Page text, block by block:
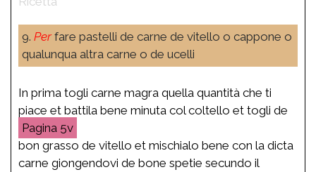
9. Perfare pastelli de carne de vitello o cappone o
qualunqua altra carne o de ucelli
In prima togli carne magra quella quantità che ti
piace et battila bene minuta col coltello et togli de
5v
bon grasso de vitello et mischialo bene con la dicta
carne giongendovi de bone spetie secundo il